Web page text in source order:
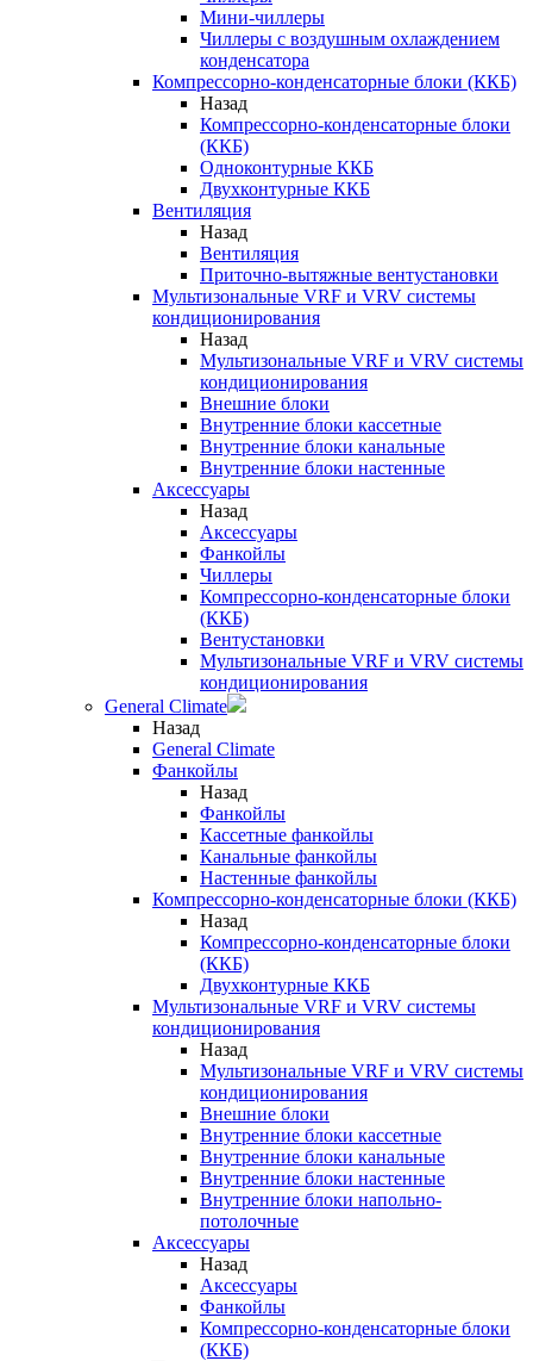
Мини-чиллеры
Чиллеры с воздушным охлаждением
конденсатора
Компрессорно-конденсаторные блоки (ККБ)
Назад
Компрессорно-конденсаторные блоки
(ККБ)
Одноконтурные ККБ
Двухконтурные ККБ
Вентиляция
Назад
Вентиляция
Приточно-вытяжные вентустановки
Мультизональные VRF и VRV системы
кондиционирования
Назад
Мультизональные VRF и VRV системы
кондиционирования
Внешние блоки
Внутренние блоки кассетные
Внутренние блоки канальные
Внутренние блоки настенные
Аксессуары
Назад
Аксессуары
Фанкойлы
Чиллеры
Компрессорно-конденсаторные блоки
(ККБ)
Вентустановки
Мультизональные VRF и VRV системы
кондиционирования
General Climate
Назад
General Climate
Фанкойлы
Назад
Фанкойлы
Кассетные фанкойлы
Канальные фанкойлы
Настенные фанкойлы
Компрессорно-конденсаторные блоки (ККБ)
Назад
Компрессорно-конденсаторные блоки
(ККБ)
Двухконтурные ККБ
Мультизональные VRF и VRV системы
кондиционирования
Назад
Мультизональные VRF и VRV системы
кондиционирования
Внешние блоки
Внутренние блоки кассетные
Внутренние блоки канальные
Внутренние блоки настенные
Внутренние блоки напольно-
потолочные
Аксессуары
Назад
Аксессуары
Фанкойлы
Компрессорно-конденсаторные блоки
(ККБ)